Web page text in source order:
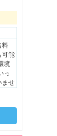
料
可能
境
っ
ませ